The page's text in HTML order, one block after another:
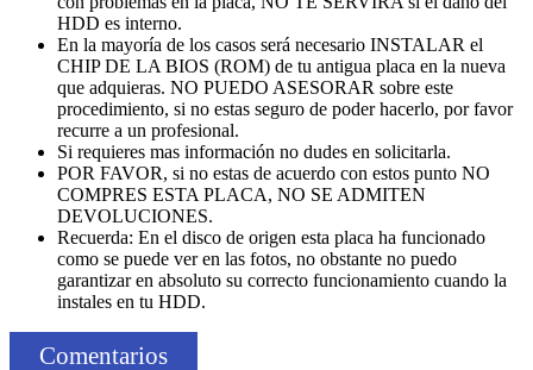
HDD es interno.
En la mayoría de los casos será necesario INSTALAR el
CHIP DE LA BIOS (ROM) de tu antigua placa en la nueva
que adquieras. NO PUEDO ASESORAR sobre este
procedimiento, si no estas seguro de poder hacerlo, por favor
recurre a un profesional.
Si requieres mas información no dudes en solicitarla.
POR FAVOR, si no estas de acuerdo con estos punto NO
COMPRES ESTA PLACA, NO SE ADMITEN
DEVOLUCIONES.
Recuerda: En el disco de origen esta placa ha funcionado
como se puede ver en las fotos, no obstante no puedo
garantizar en absoluto su correcto funcionamiento cuando la
instales en tu HDD.
Comentarios